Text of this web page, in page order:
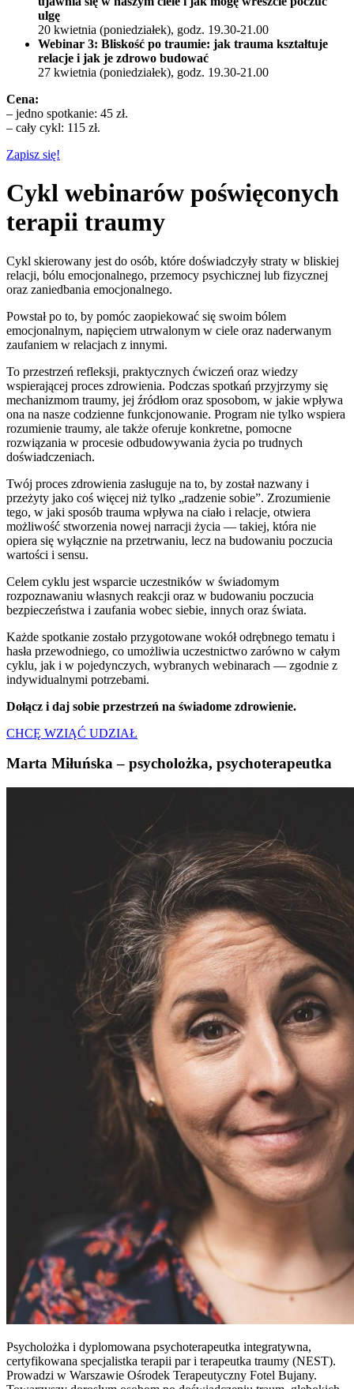
ulgę
20 kwietnia (poniedziałek), godz. 19.30-21.00
Webinar 3: Bliskość po traumie: jak trauma kształtuje
relacje i jak je zdrowo budować
27 kwietnia (poniedziałek), godz. 19.30-21.00
Cena:
– jedno spotkanie: 45 zł.
– cały cykl: 115 zł.
Zapisz się!
Cykl webinarów poświęconych
terapii traumy
Cykl skierowany jest do osób, które doświadczyły straty w bliskiej
relacji, bólu emocjonalnego, przemocy psychicznej lub fizycznej
oraz zaniedbania emocjonalnego.
Powstał po to, by pomóc zaopiekować się swoim bólem
emocjonalnym, napięciem utrwalonym w ciele oraz naderwanym
zaufaniem w relacjach z innymi.
To przestrzeń refleksji, praktycznych ćwiczeń oraz wiedzy
wspierającej proces zdrowienia. Podczas spotkań przyjrzymy się
mechanizmom traumy, jej źródłom oraz sposobom, w jakie wpływa
ona na nasze codzienne funkcjonowanie. Program nie tylko wspiera
rozumienie traumy, ale także oferuje konkretne, pomocne
rozwiązania w procesie odbudowywania życia po trudnych
doświadczeniach.
Twój proces zdrowienia zasługuje na to, by został nazwany i
przeżyty jako coś więcej niż tylko „radzenie sobie”. Zrozumienie
tego, w jaki sposób trauma wpływa na ciało i relacje, otwiera
możliwość stworzenia nowej narracji życia — takiej, która nie
opiera się wyłącznie na przetrwaniu, lecz na budowaniu poczucia
wartości i sensu.
Celem cyklu jest wsparcie uczestników w świadomym
rozpoznawaniu własnych reakcji oraz w budowaniu poczucia
bezpieczeństwa i zaufania wobec siebie, innych oraz świata.
Każde spotkanie zostało przygotowane wokół odrębnego tematu i
hasła przewodniego, co umożliwia uczestnictwo zarówno w całym
cyklu, jak i w pojedynczych, wybranych webinarach — zgodnie z
indywidualnymi potrzebami.
Dołącz i daj sobie przestrzeń na świadome zdrowienie.
CHCĘ WZIĄĆ UDZIAŁ
Marta Miłuńska – psycholożka, psychoterapeutka
Psycholożka i dyplomowana psychoterapeutka integratywna,
certyfikowana specjalistka terapii par i terapeutka traumy (NEST).
Prowadzi w Warszawie Ośrodek Terapeutyczny Fotel Bujany.